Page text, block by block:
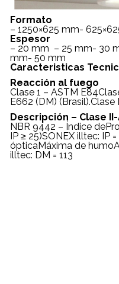
Formato
– 1250×625 mm-
Espesor
– 20 mm – 25 mm- 30
mm- 50 mm
Caracteristicas
Reacción al fuego
Clase 1 – ASTM
E662 (DM)
Descripción – Clase
NBR 9442 – Índice
IP ≥ 25)SONEX illtec: IP
ópticaMáxima de
illtec: DM = 113